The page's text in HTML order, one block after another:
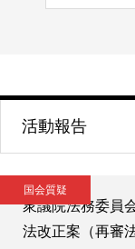
活動報告
国会質疑
衆議院法務委員
法改正案（再審